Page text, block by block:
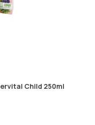
Child 250ml